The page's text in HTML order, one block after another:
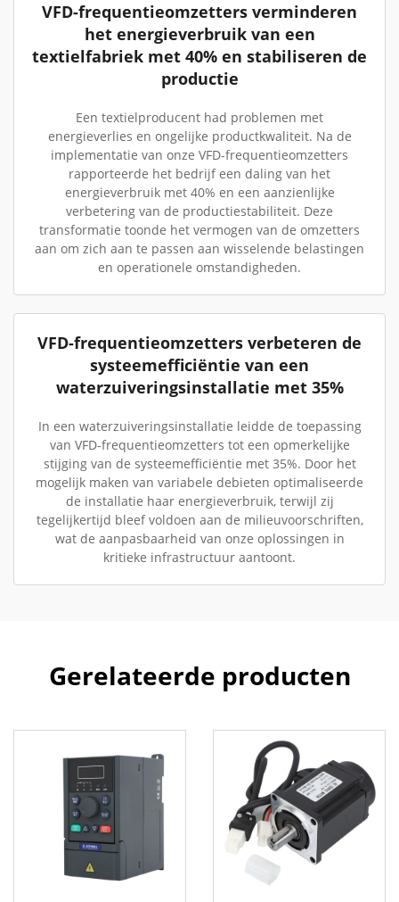
VFD-frequentieomzetters verminderen
het energieverbruik van een
textielfabriek met 40% en stabiliseren de
productie
Een textielproducent had problemen met
energieverlies en ongelijke productkwaliteit. Na de
implementatie van onze VFD-frequentieomzetters
rapporteerde het bedrijf een daling van het
energieverbruik met 40% en een aanzienlijke
verbetering van de productiestabiliteit. Deze
transformatie toonde het vermogen van de omzetters
aan om zich aan te passen aan wisselende belastingen
en operationele omstandigheden.
VFD-frequentieomzetters verbeteren de
systeemefficiëntie van een
waterzuiveringsinstallatie met 35%
In een waterzuiveringsinstallatie leidde de toepassing
van VFD-frequentieomzetters tot een opmerkelijke
stijging van de systeemefficiëntie met 35%. Door het
mogelijk maken van variabele debieten optimaliseerde
de installatie haar energieverbruik, terwijl zij
tegelijkertijd bleef voldoen aan de milieuvoorschriften,
wat de aanpasbaarheid van onze oplossingen in
kritieke infrastructuur aantoont.
Gerelateerde producten